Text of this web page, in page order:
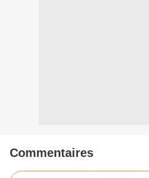
Commentaires